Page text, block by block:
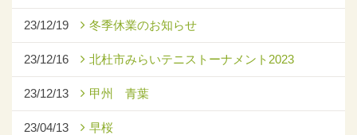
23/12/19 冬季休業のお知らせ
23/12/16 北杜市みらいテニストーナメント2023
23/12/13 甲州 青葉
23/04/13 早桜